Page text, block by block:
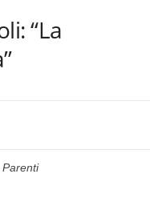
“La